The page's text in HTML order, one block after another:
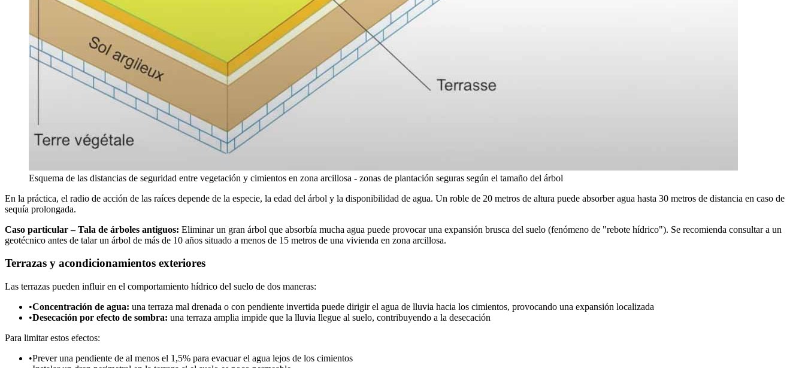
Esquema de las distancias de seguridad entre vegetación y cimientos en zona arcillosa - zonas de plantación seguras según el tamaño del árbol
En la práctica, el radio de acción de las raíces depende de la especie, la edad del árbol y la disponibilidad de agua. Un roble de 20 metros de altura puede absorber agua hasta 30 metros de distancia en caso de
sequía prolongada.
Caso particular – Tala de árboles antiguos: Eliminar un gran árbol que absorbía mucha agua puede provocar una expansión brusca del suelo (fenómeno de "rebote hídrico"). Se recomienda consultar a un
geotécnico antes de talar un árbol de más de 10 años situado a menos de 15 metros de una vivienda en zona arcillosa.
Terrazas y acondicionamientos exteriores
Las terrazas pueden influir en el comportamiento hídrico del suelo de dos maneras:
•Concentración de agua: una terraza mal drenada o con pendiente invertida puede dirigir el agua de lluvia hacia los cimientos, provocando una expansión localizada
•Desecación por efecto de sombra: una terraza amplia impide que la lluvia llegue al suelo, contribuyendo a la desecación
Para limitar estos efectos:
•Prever una pendiente de al menos el 1,5% para evacuar el agua lejos de los cimientos